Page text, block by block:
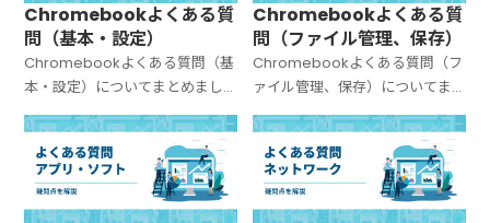
Chromebookよくある質
問（基本・設定）
Chromebookよくある質問（基
本・設定）についてまとめまし
た。
Chromebookよくある質
問（ファイル管理、保存）
Chromebookよくある質問（フ
ァイル管理、保存）についてま
とめました。